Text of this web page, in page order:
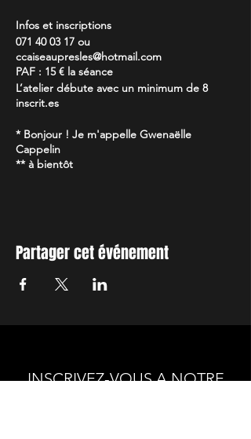
Infos et inscriptions
071 40 03 17 ou
ccaiseaupresles@hotmail.com
PAF : 15 € la séance
L’atelier débute avec un minimum de 8
inscrit.es
* Bonjour ! Je m'appelle Gwenaëlle
Cappelin
** à bientôt
Partager cet événement
INSCRIVEZ-VOUS A NOTRE